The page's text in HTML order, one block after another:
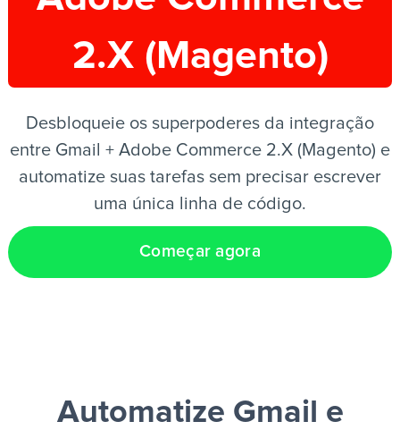
PT
2.X (Magento)
Desbloqueie os superpoderes da integração
entre Gmail + Adobe Commerce 2.X (Magento) e
automatize suas tarefas sem precisar escrever
uma única linha de código.
Começar agora
Automatize Gmail e